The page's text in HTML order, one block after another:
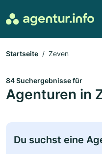
Startseite Zeven
84 Suchergebnisse für
Agenturen in
Du suchst eine